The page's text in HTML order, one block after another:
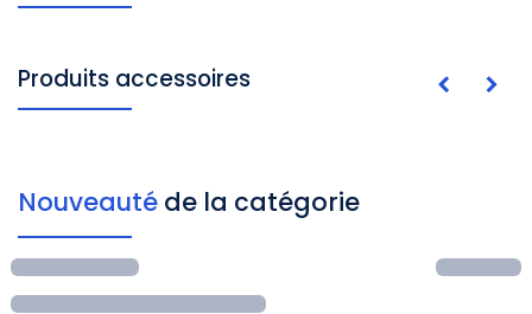
Produits accessoires
Nouveauté de la catégorie